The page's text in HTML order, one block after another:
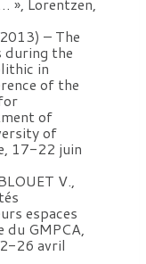
», Lorentzen,
– The
during the
in
of the
of
of
17-22 juin
V.,
espaces
du GMPCA,
26 avril